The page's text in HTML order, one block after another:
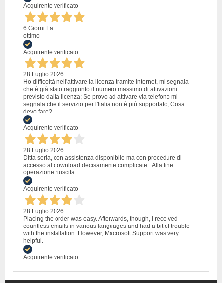
Acquirente verificato
6 Giorni Fa
ottimo
Acquirente verificato
28 Luglio 2026
Ho difficoltà nell'attivare la licenza tramite internet, mi segnala
che è già stato raggiunto il numero massimo di attivazioni
previsto dalla licenza; Se provo ad attivare via telefono mi
segnala che il servizio per l'Italia non è più supportato; Cosa
devo fare?
Acquirente verificato
28 Luglio 2026
Ditta seria, con assistenza disponibile ma con procedure di
accesso al download decisamente complicate. .Alla fine
operazione riuscita
Acquirente verificato
28 Luglio 2026
Placing the order was easy. Afterwards, though, I received
countless emails in various languages and had a bit of trouble
with the installation. However, Macrosoft Support was very
helpful.
Acquirente verificato